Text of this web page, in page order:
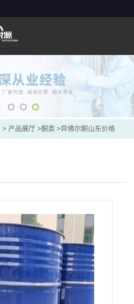
> 产品展厅 >酮类 >异佛尔酮山东价格